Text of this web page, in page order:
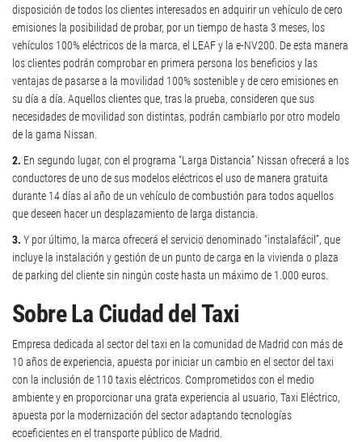
disposición de todos los clientes interesados en adquirir un vehículo de cero
emisiones la posibilidad de probar, por un tiempo de hasta 3 meses, los
vehículos 100% eléctricos de la marca, el LEAF y la e-NV200. De esta manera
los clientes podrán comprobar en primera persona los beneficios y las
ventajas de pasarse a la movilidad 100% sostenible y de cero emisiones en
su día a día. Aquellos clientes que, tras la prueba, consideren que sus
necesidades de movilidad son distintas, podrán cambiarlo por otro modelo
de la gama Nissan.
2. En segundo lugar, con el programa “Larga Distancia” Nissan ofrecerá a los
conductores de uno de sus modelos eléctricos el uso de manera gratuita
durante 14 días al año de un vehículo de combustión para todos aquellos
que deseen hacer un desplazamiento de larga distancia.
3. Y por último, la marca ofrecerá el servicio denominado “instalafácil”, que
incluye la instalación y gestión de un punto de carga en la vivienda o plaza
de parking del cliente sin ningún coste hasta un máximo de 1.000 euros.
Sobre La Ciudad del Taxi
Empresa dedicada al sector del taxi en la comunidad de Madrid con más de
10 años de experiencia, apuesta por iniciar un cambio en el sector del taxi
con la inclusión de 110 taxis eléctricos. Comprometidos con el medio
ambiente y en proporcionar una grata experiencia al usuario, Taxi Eléctrico,
apuesta por la modernización del sector adaptando tecnologías
ecoeficientes en el transporte público de Madrid.